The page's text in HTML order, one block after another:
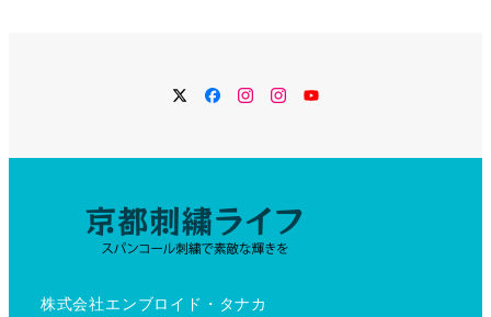
TwitterFacebook
Instagram
Instagram
YouTube
株式会社エンブロイド・タナカ